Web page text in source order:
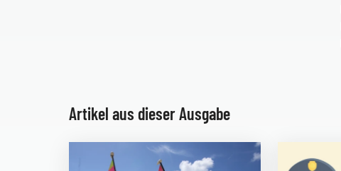
Artikel aus dieser Ausgabe